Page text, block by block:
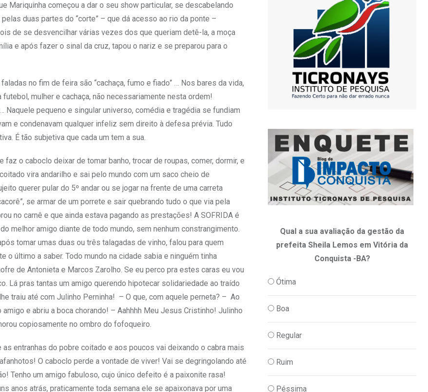
Mariquinha começou a dar o seu show particular, se descabelando
duas partes do “corte” – que dá acesso ao rio da ponte –
de se desvencilhar várias vezes dos que queriam detê-la, a moça
e após fazer o sinal da cruz, tapou o nariz e se preparou para o
no fim de feira são “cachaça, fumo e fiado” … Nos bares da vida,
mulher e cachaça, não necessariamente nesta ordem!
pequeno e singular universo, comédia e tragédia se fundiam
e condenavam qualquer infeliz sem direito à defesa prévia. Tudo
É tão subjetiva que cada um tem a sua.
o caboclo deixar de tomar banho, trocar de roupas, comer, dormir, e
vira andarilho e sai pelo mundo com um saco cheio de
querer pular do 5º andar ou se jogar na frente de uma carreta
se armar de um porrete e sair quebrando tudo o que via pela
no carnê e que ainda estava pagando as prestações! A SOFRIDA é
melhor amigo diante de todo mundo, sem nenhum constrangimento.
tomar umas duas ou três talagadas de vinho, falou para quem
último a saber. Todo mundo na cidade sabia e ninguém tinha
de Antonieta e Marcos Zarolho. Se eu perco pra estes caras eu vou
Lá pras tantas um amigo querendo hipotecar solidariedade ao traído
traiu até com Julinho Perninha! – O que, com aquele perneta? – Ao
e abriu a boca chorando! – Aahhhh Meu Jesus Cristinho! Julinho
copiosamente no ombro do fofoqueiro.
entranhas do pobre coitado e aos poucos vai deixando o cabra mais
O caboclo perde a vontade de viver! Vai se degringolando até
Tenho um amigo fabuloso, cujo único defeito é a paixonite rasa!
anos atrás, praticamente toda semana ele se apaixonava por uma
Qual a sua avaliação da gestão da
prefeita Sheila Lemos em Vitória da
Conquista -BA?
Ótima
Boa
Regular
Ruim
Péssima